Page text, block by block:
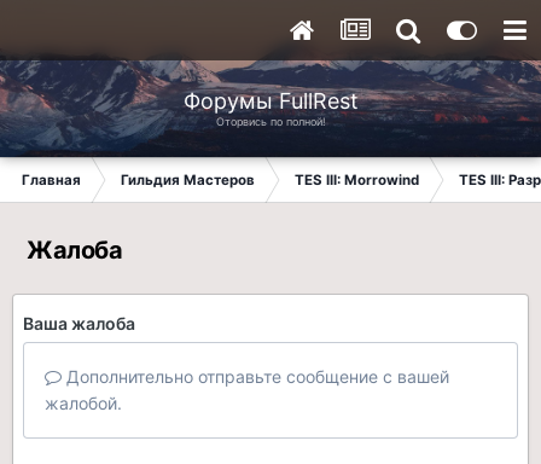
Форумы FullRest
Оторвись по полной!
Главная Гильдия Мастеров TES III: Morrowind TES III:
Жалоба
Ваша жалоба
Дополнительно отправьте сообщение с вашей
жалобой.